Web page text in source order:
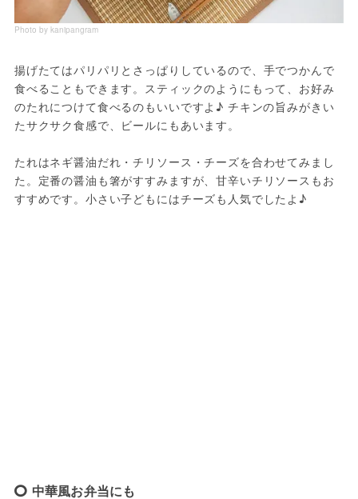
Photo by kanipangram
揚げたてはパリパリとさっぱりしているので、手でつかんで
食べることもできます。スティックのようにもって、お好み
のたれにつけて食べるのもいいですよ♪ チキンの旨みがきい
たサクサク食感で、ビールにもあいます。
たれはネギ醤油だれ・チリソース・チーズを合わせてみまし
た。定番の醤油も箸がすすみますが、甘辛いチリソースもお
すすめです。小さい子どもにはチーズも人気でしたよ♪
中華風お弁当にも